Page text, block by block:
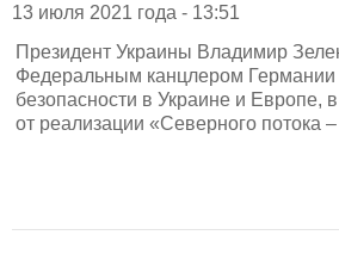
13 июля 2021 года - 13:51
Президент Украины Владимир
Федеральным канцлером
безопасности в Украине и Европе,
от реализации «Северного потока